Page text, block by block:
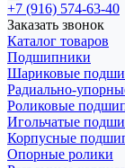
+7 (916) 574-63-40
Заказать звонок
Каталог товаров
Подшипники
Шариковые
Радиально-
Роликовые
Игольчатые
Корпусные
Опорные ролики